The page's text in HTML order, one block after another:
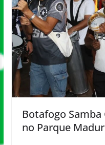
Botafogo
no Parque